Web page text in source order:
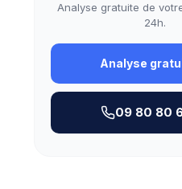
Analyse gratuite de
24h.
Analyse
09 80 80